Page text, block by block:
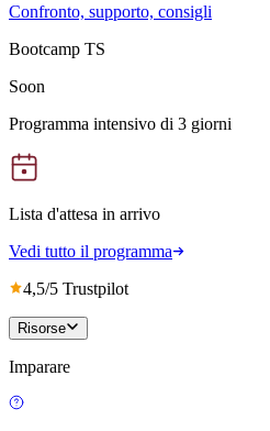
Confronto, supporto, consigli
Bootcamp TS
Soon
Programma intensivo di 3 giorni
Lista d'attesa in arrivo
Vedi tutto il programma
4,5/5 Trustpilot
Risorse
Imparare